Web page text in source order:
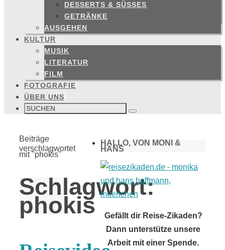
DESSERTS & SÜSSES
GETRÄNKE
AUSGEHEN
KULTUR
MUSIK
LITERATUR
FILM
FOTOGRAFIE
ÜBER UNS
Suchen
nach: Suchen
Start
Beiträge
verschlagwortet
mit "phokis"
Schlagwort:
phokis
HALLO, VON MONI &
HANS
Gefällt dir Reise-Zikaden?
Dann unterstütze unsere
Arbeit mit einer Spende.